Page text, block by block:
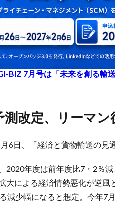
BIZ 7月号は「未来を創る輸
測改定、リーマ
6日、「経済と貨物輸送の見
2020年度は前年度比7・2％
大による経済情勢悪化が逆
減少幅になると想定。今年7